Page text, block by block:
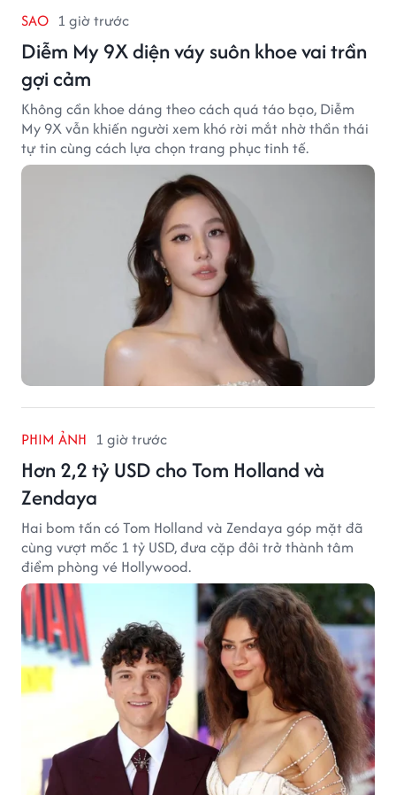
SAO 1 giờ trước
Diễm My 9X diện váy suôn khoe vai trần
gợi cảm
Không cần khoe dáng theo cách quá táo bạo, Diễm
My 9X vẫn khiến người xem khó rời mắt nhờ thần thái
tự tin cùng cách lựa chọn trang phục tinh tế.
PHIM ẢNH 1 giờ trước
Hơn 2,2 tỷ USD cho Tom Holland và
Zendaya
Hai bom tấn có Tom Holland và Zendaya góp mặt đã
cùng vượt mốc 1 tỷ USD, đưa cặp đôi trở thành tâm
điểm phòng vé Hollywood.